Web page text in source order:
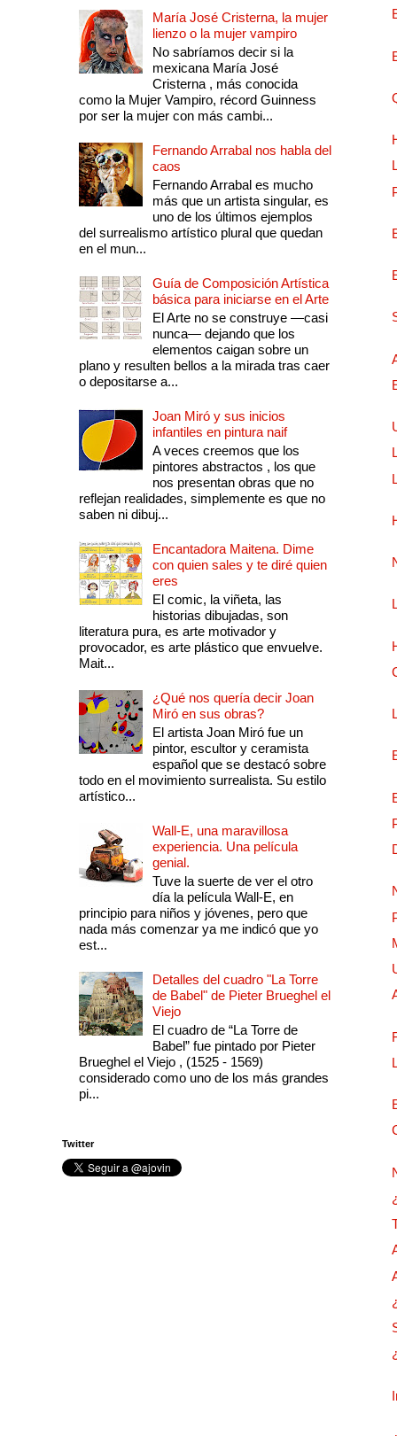
María José Cristerna, la mujer
lienzo o la mujer vampiro
No sabríamos decir si la
mexicana María José
Cristerna , más conocida
como la Mujer Vampiro, récord Guinness
por ser la mujer con más cambi...
Fernando Arrabal nos habla del
caos
Fernando Arrabal es mucho
más que un artista singular, es
uno de los últimos ejemplos
del surrealismo artístico plural que quedan
en el mun...
Guía de Composición Artística
básica para iniciarse en el Arte
El Arte no se construye —casi
nunca— dejando que los
elementos caigan sobre un
plano y resulten bellos a la mirada tras caer
o depositarse a...
Joan Miró y sus inicios
infantiles en pintura naif
A veces creemos que los
pintores abstractos , los que
nos presentan obras que no
reflejan realidades, simplemente es que no
saben ni dibuj...
Encantadora Maitena. Dime
con quien sales y te diré quien
eres
El comic, la viñeta, las
historias dibujadas, son
literatura pura, es arte motivador y
provocador, es arte plástico que envuelve.
Mait...
¿Qué nos quería decir Joan
Miró en sus obras?
El artista Joan Miró fue un
pintor, escultor y ceramista
español que se destacó sobre
todo en el movimiento surrealista. Su estilo
artístico...
Wall-E, una maravillosa
experiencia. Una película
genial.
Tuve la suerte de ver el otro
día la película Wall-E, en
principio para niños y jóvenes, pero que
nada más comenzar ya me indicó que yo
est...
Detalles del cuadro "La Torre
de Babel" de Pieter Brueghel el
Viejo
El cuadro de “La Torre de
Babel” fue pintado por Pieter
Brueghel el Viejo , (1525 - 1569)
considerado como uno de los más grandes
pi...
Twitter